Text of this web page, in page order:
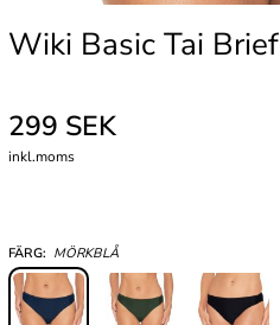
Wiki Basic Tai Brief
299 SEK
inkl.moms
FÄRG: MÖRKBLÅ